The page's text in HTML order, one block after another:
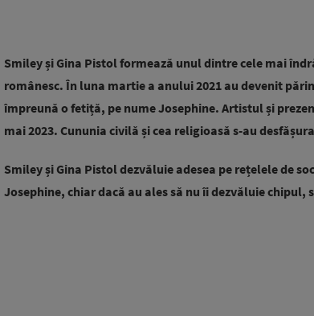
Smiley și Gina Pistol formează unul dintre cele mai
românesc. În luna martie a anului 2021 au devenit
împreună o fetiță, pe nume Josephine. Artistul și
mai 2023. Cununia civilă și cea religioasă s-au
Smiley și Gina Pistol dezvăluie adesea pe rețelele de
Josephine, chiar dacă au ales să nu îi dezvăluie chipul,